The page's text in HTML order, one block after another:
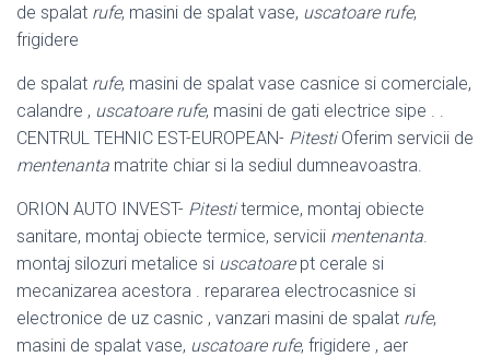
de spalat rufe, masini de spalat vase, uscatoare rufe,
frigidere
de spalat rufe, masini de spalat vase casnice si comerciale,
calandre , uscatoare rufe, masini de gati electrice sipe . .
CENTRUL TEHNIC EST-EUROPEAN- PitestiOferim servicii de
mentenanta matrite chiar si la sediul dumneavoastra.
ORION AUTO INVEST- Pitestitermice, montaj obiecte
sanitare, montaj obiecte termice, servicii mentenanta.
montaj silozuri metalice si uscatoarept cerale si
mecanizarea acestora . repararea electrocasnice si
electronice de uz casnic , vanzari masini de spalat rufe,
masini de spalat vase, uscatoare rufe, frigidere , aer